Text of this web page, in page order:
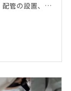
掘削と呼ばれる土砂・岩石を掘り取る作業、配管の設置、埋戻しの順に手作業と機械作業の併用をして行います。また、作業に使用する管材料の運搬作業も、機械と手作業にて行っています。